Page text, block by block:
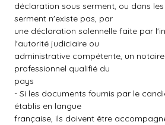
déclaration sous serment, ou dans
serment n'existe pas, par
une déclaration solennelle faite par
l'autorité judiciaire ou
administrative compétente, un
professionnel qualifié du
pays
- Si les documents fournis par le
établis en langue
française, ils doivent être